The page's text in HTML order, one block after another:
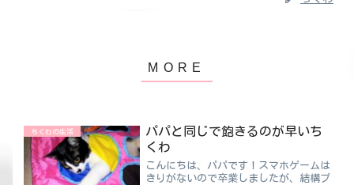
ちくわの生活
パパと同じで飽きるのが早いち
くわ
こんにちは、パパです！スマホゲームは
きりがないので卒業しましたが、結構プ